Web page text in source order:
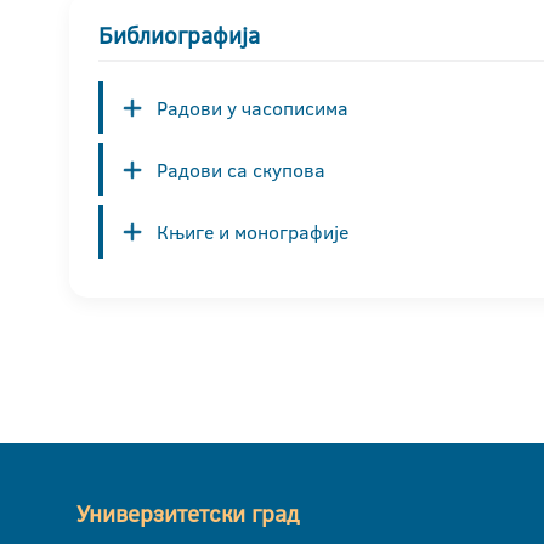
Библиографија
Радови у часописима
Радови са скупова
Књиге и монографије
Универзитетски град